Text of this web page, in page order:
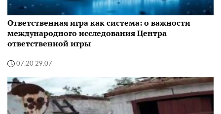
Ответственная игра как система: о важности
международного исследования Центра
ответственной игры
07:20 29.07